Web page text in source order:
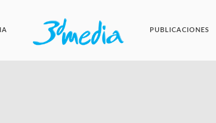
PUBLICACIONES